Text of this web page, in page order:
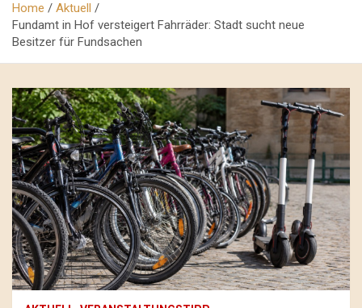
Home
Aktuell
Fundamt in Hof versteigert Fahrräder: Stadt sucht neue
Besitzer für Fundsachen